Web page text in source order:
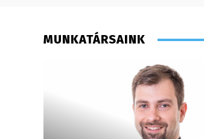
MUNKATÁRSAINK